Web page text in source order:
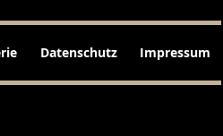
Datenschutz Impressum